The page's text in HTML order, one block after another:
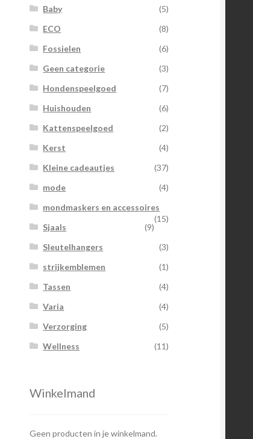
Baby
(5)
ECO
(8)
Fossielen
(6)
Geen categorie
(3)
Hondenspeelgoed
(7)
Huishouden
(6)
Kattenspeelgoed
(2)
Kerst
(4)
Kleine cadeautjes
(37)
mode
(4)
mondmaskers en accessoires
(15)
Sjaals
(9)
Sleutelhangers
(3)
strijkemblemen
(1)
Tassen
(4)
Varia
(4)
Verzorging
(5)
Wellness
(11)
Winkelmand
Geen producten in je winkelmand.